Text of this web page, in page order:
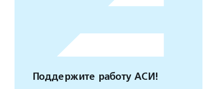
Поддержите работу АСИ!